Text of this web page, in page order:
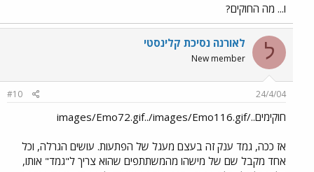
ו... מה החוקים?
ל לאורנה נסיכת קלינסטי
New member
24/4/04
#10
חוקימים../images/Emo72.gif../images/Emo116.gif
אז ככה, גמד ענק זה בעצם מעגל של הפתעות. עושים הגרלה, וכל
אחד מקבל שם של מישהו מהמשתתפים שהוא צריך ל"גמד" אותו,